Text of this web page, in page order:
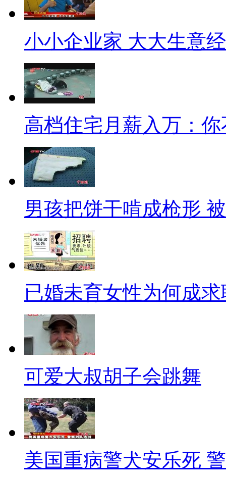
了呢？
而就在近期，身怀六甲的大
将求婚地点选在一个类似小区
写满告白的蓝色卡片，中间写
漫的求婚，让众多网友称赞祝福
我们不能要求所有的人选择
大把的钱去求婚就是浪费。但
999朵玫瑰，而是在你感冒时
台之上，以一种独特的方式求
入婚姻，才是一件值得赞同的事
【口播】现在考虑物质因素
范围之内，用金钱买一个一生
不要冲动，为了浪漫一瞬间，
也要量力而为。
【网事连播】
【标题】高档住宅月薪入万
【口播】住高档小区、有豪
员，而是职业乞丐。马路边、
可他们的生活却是我们想象不
【正文】近日，南京地铁部
人员。但是在对他们进行调查
小小企业家 大大生意经
高档住宅月薪入万：
男孩把饼干啃成枪形
已婚未育女性为何成
可爱大叔胡子会跳舞
美国重病警犬安乐死